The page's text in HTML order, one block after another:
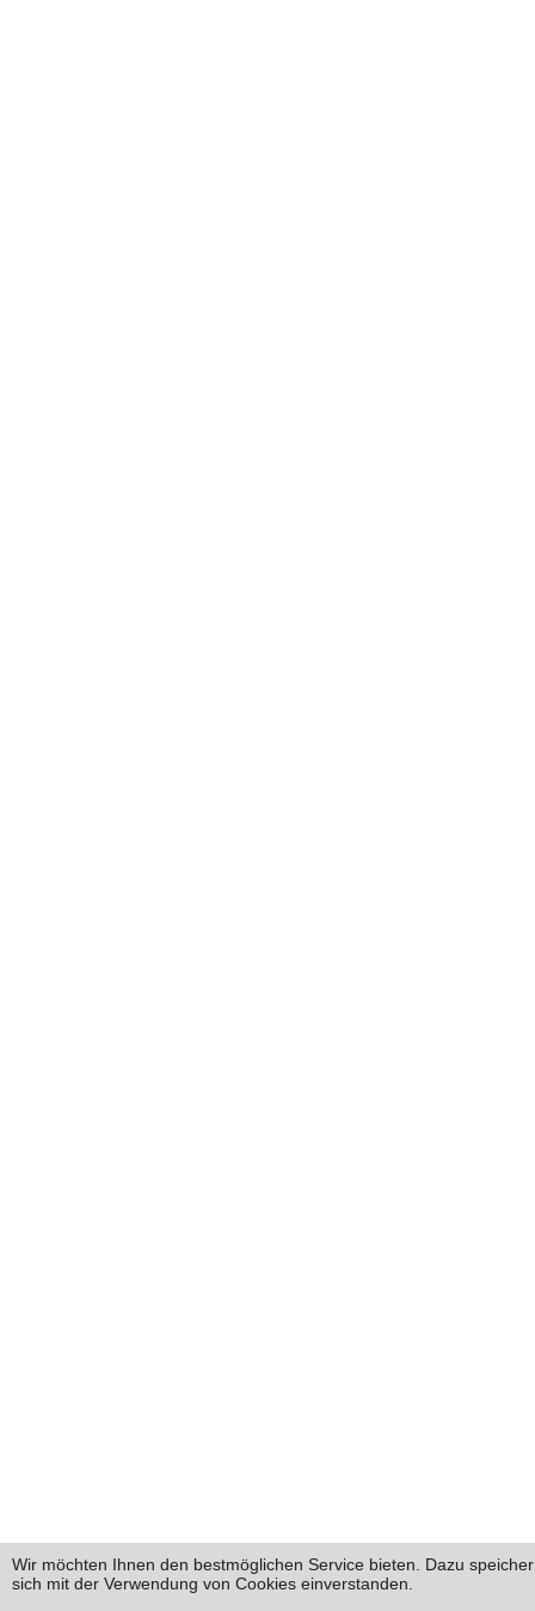
Wir möchten Ihnen den bestmöglichen Service bieten. Dazu
sich mit der Verwendung von Cookies einverstanden.